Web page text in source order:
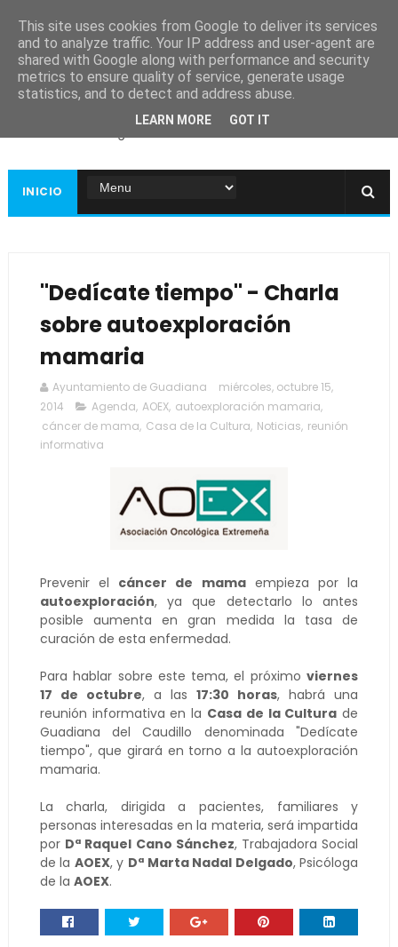
Ayuntamiento de
Guadiana
INICIO
"Dedícate tiempo" - Charla
sobre autoexploración
mamaria
Ayuntamiento de Guadiana
miércoles, octubre 15,
2014
Agenda, AOEX, autoexploración mamaria,
cáncer de mama, Casa de la Cultura, Noticias, reunión
informativa
Prevenir el cáncer de mamaempieza por la
autoexploración, ya que detectarlo lo antes
posible aumenta en gran medida la tasa de
curación de esta enfermedad.
Para hablar sobre este tema, el próximoviernes
17 de octubre, a las17:30 horas, habrá una
reunión informativa en la Casa de la Cultura de
Guadiana del Caudillo denominada "Dedícate
tiempo", que girará en torno a la autoexploración
mamaria.
La charla, dirigida a pacientes, familiares y
personas interesadas en la materia, será impartida
por Dª Raquel Cano Sánchez, Trabajadora Social
de la AOEX, y Dª Marta Nadal Delgado, Psicóloga
de la AOEX.
This site uses cookies from Google to deliver its services
and to analyze traffic. Your IP address and user-agent are
shared with Google along with performance and security
metrics to ensure quality of service, generate usage
statistics, and to detect and address abuse.
LEARN MORE GOT IT